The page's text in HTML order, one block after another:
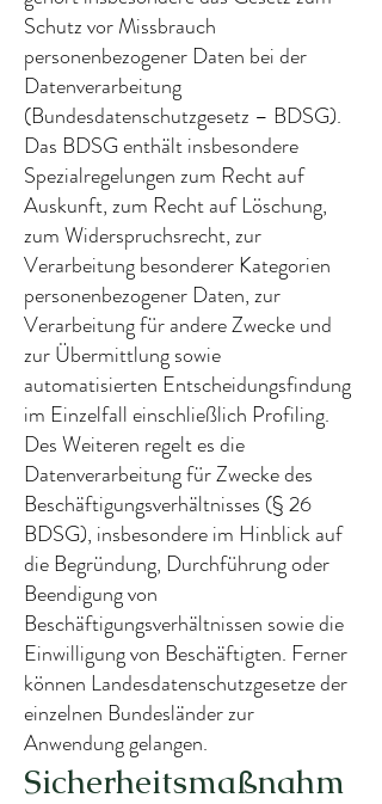
Schutz vor Missbrauch
personenbezogener Daten bei der
Datenverarbeitung
(Bundesdatenschutzgesetz – BDSG).
Das BDSG enthält insbesondere
Spezialregelungen zum Recht auf
Auskunft, zum Recht auf Löschung,
zum Widerspruchsrecht, zur
Verarbeitung besonderer Kategorien
personenbezogener Daten, zur
Verarbeitung für andere Zwecke und
zur Übermittlung sowie
automatisierten Entscheidungsfindung
im Einzelfall einschließlich Profiling.
Des Weiteren regelt es die
Datenverarbeitung für Zwecke des
Beschäftigungsverhältnisses (§ 26
BDSG), insbesondere im Hinblick auf
die Begründung, Durchführung oder
Beendigung von
Beschäftigungsverhältnissen sowie die
Einwilligung von Beschäftigten. Ferner
können Landesdatenschutzgesetze der
einzelnen Bundesländer zur
Anwendung gelangen.
Sicherheitsmaßnahm